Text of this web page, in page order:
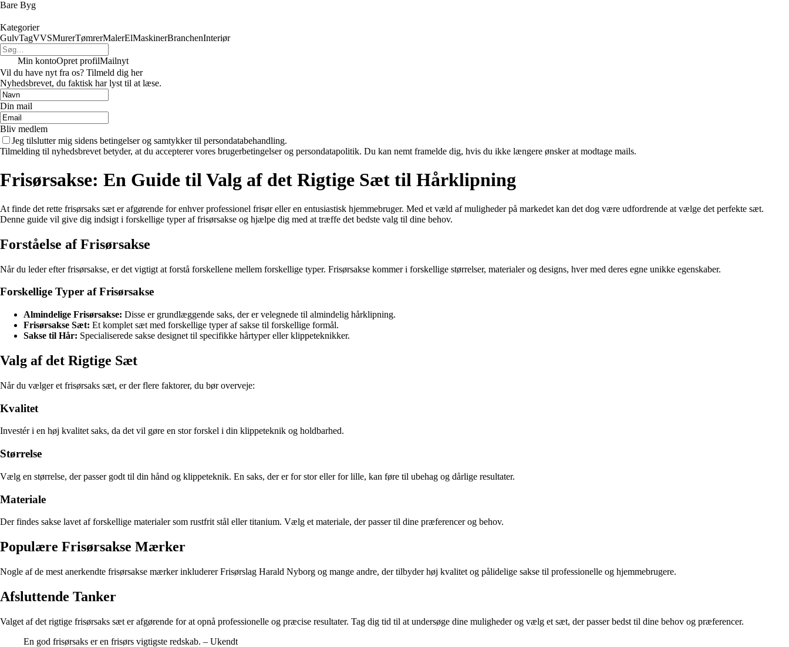
Bare Byg
Kategorier
GulvTagVVSMurerTømrerMalerElMaskinerBranchenInteriør
Min kontoOpret profilMailnyt
Vil du have nyt fra os? Tilmeld dig her
Nyhedsbrevet, du faktisk har lyst til at læse.
Din mail
Bliv medlem
Jeg tilslutter mig sidens betingelser og samtykker til persondatabehandling.
Tilmelding til nyhedsbrevet betyder, at du accepterer vores brugerbetingelser og persondatapolitik. Du kan nemt framelde dig, hvis du ikke længere ønsker at modtage mails.
Frisørsakse: En Guide til Valg af det Rigtige Sæt til Hårklipning
At finde det rette frisørsaks sæt er afgørende for enhver professionel frisør eller en entusiastisk hjemmebruger. Med et væld af muligheder på markedet kan det dog være udfordrende at vælge det perfekte sæt.
Denne guide vil give dig indsigt i forskellige typer af frisørsakse og hjælpe dig med at træffe det bedste valg til dine behov.
Forståelse af Frisørsakse
Når du leder efter frisørsakse, er det vigtigt at forstå forskellene mellem forskellige typer. Frisørsakse kommer i forskellige størrelser, materialer og designs, hver med deres egne unikke egenskaber.
Forskellige Typer af Frisørsakse
Almindelige Frisørsakse: Disse er grundlæggende saks, der er velegnede til almindelig hårklipning.
Frisørsakse Sæt: Et komplet sæt med forskellige typer af sakse til forskellige formål.
Sakse til Hår: Specialiserede sakse designet til specifikke hårtyper eller klippeteknikker.
Valg af det Rigtige Sæt
Når du vælger et frisørsaks sæt, er der flere faktorer, du bør overveje:
Kvalitet
Investér i en høj kvalitet saks, da det vil gøre en stor forskel i din klippeteknik og holdbarhed.
Størrelse
Vælg en størrelse, der passer godt til din hånd og klippeteknik. En saks, der er for stor eller for lille, kan føre til ubehag og dårlige resultater.
Materiale
Der findes sakse lavet af forskellige materialer som rustfrit stål eller titanium. Vælg et materiale, der passer til dine præferencer og behov.
Populære Frisørsakse Mærker
Nogle af de mest anerkendte frisørsakse mærker inkluderer Frisørslag Harald Nyborg og mange andre, der tilbyder høj kvalitet og pålidelige sakse til professionelle og hjemmebrugere.
Afsluttende Tanker
Valget af det rigtige frisørsaks sæt er afgørende for at opnå professionelle og præcise resultater. Tag dig tid til at undersøge dine muligheder og vælg et sæt, der passer bedst til dine behov og præferencer.
En god frisørsaks er en frisørs vigtigste redskab. – Ukendt